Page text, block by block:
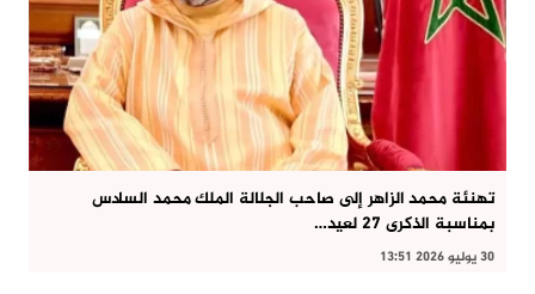
تهنئة محمد الزاهر إلى صاحب الجلالة الملك محمد السادس
بمناسبة الذكرى 27 لعيد…
30 يوليو 2026 13:51